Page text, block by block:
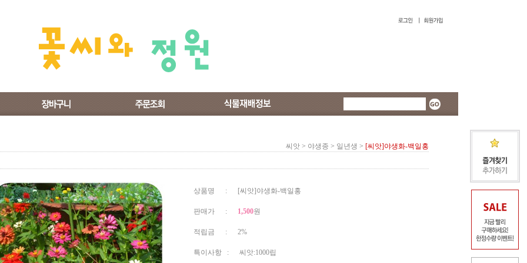
씨앗 > 야생종 > 일년생 > [씨앗]야생화-백일홍
상품명 : [씨앗]야생화-백일홍
판매가 : 1,500원
적립금 : 2%
특이사항 : 씨앗:1000립